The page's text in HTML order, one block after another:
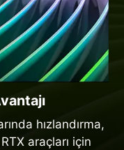
hızlandırma,
araçları için